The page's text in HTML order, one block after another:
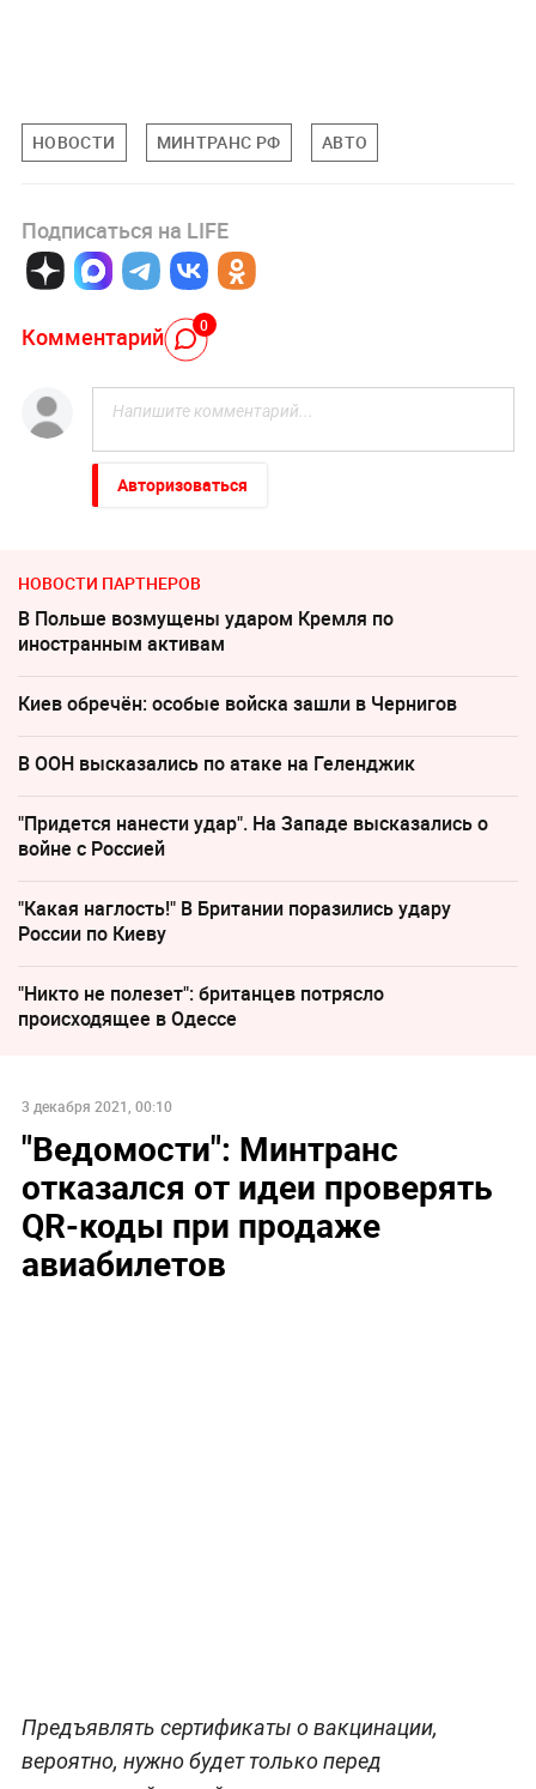
НОВОСТИ МИНТРАНС РФ АВТО
Подписаться на LIFE
Комментарий 0
Авторизоваться
НОВОСТИ ПАРТНЕРОВ
В Польше возмущены ударом Кремля по
иностранным активам
Киев обречён: особые войска зашли в Чернигов
В ООН высказались по атаке на Геленджик
"Придется нанести удар". На Западе высказались о
войне с Россией
"Какая наглость!" В Британии поразились удару
России по Киеву
"Никто не полезет": британцев потрясло
происходящее в Одессе
3 декабря 2021, 00:10
"Ведомости": Минтранс
отказался от идеи проверять
QR-коды при продаже
авиабилетов
Предъявлять сертификаты о вакцинации,
вероятно, нужно будет только перед